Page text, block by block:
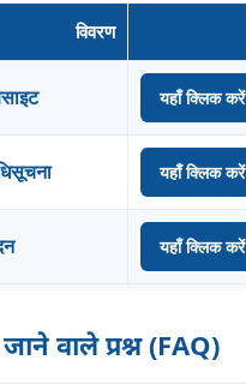
विवरण
यहाँ क्लिक करें
यहाँ क्लिक करें
यहाँ क्लिक करें
वाले प्रश्न (FAQ)